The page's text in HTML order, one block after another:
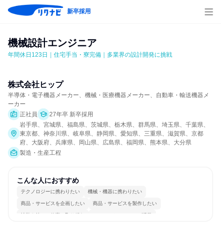
新卒採用
機械設計エンジニア
年間休日123日｜住宅手当・寮完備｜多業界の設計開発に挑戦
株式会社ヒップ
半導体・電子機器メーカー、機械・医療機器メーカー、自動車・輸送機器メ
ーカー
正社員
27年卒 新卒採用
岩手県、宮城県、福島県、茨城県、栃木県、群馬県、埼玉県、千葉県、
東京都、神奈川県、岐阜県、静岡県、愛知県、三重県、滋賀県、京都
府、大阪府、兵庫県、岡山県、広島県、福岡県、熊本県、大分県
製造・生産工程
こんな人におすすめ
テクノロジーに携わりたい 機械・機器に携わりたい
商品・サービスを企画したい 商品・サービスを製作したい
情熱を持って仕事に取り組む コミュニケーションが活発